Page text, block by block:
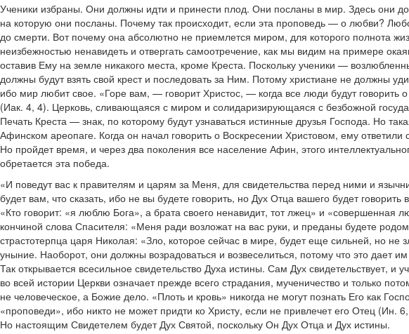
Ученики избраны. Они должны идти и принести плод. Они посланы в мир. Здесь они
на которую они посланы. Почему так происходит, если эта проповедь — о любви?
до смерти. Вот почему она абсолютно не приемлется миром, для которого полнота
неизбежностью ненавидеть и отвергать самоотречение, как мы видим на примере
оставив Ему на земле никакого места, кроме Креста. Поскольку ученики —
должны будут взять свой крест и последовать за Ним. Потому христиане не должны
ибо мир любит свое. «Горе вам, — говорит Христос, — когда все люди будут
(Иак. 4, 4). Церковь, сливающаяся с миром и солидаризирующаяся с безбожной
Печать Креста — знак, по которому будут узнаваться истинные друзья Господа. Но
Афинском ареопаге. Когда он начал говорить о Воскресении Христовом, ему
Но пройдет время, и через два поколения все население Афин, этого
обретается эта победа.
«И поведут вас к правителям и царям за Меня, для свидетельства перед ними и
будет вам, что сказать, ибо не вы будете говорить, но Дух Отца вашего будет
«Кто говорит: «я люблю Бога», а брата своего ненавидит, тот лжец» и «совершенная
кончиной слова Спасителя: «Меня ради возложат на вас руки, и преданы будете
страстотерпца царя Николая: «Зло, которое сейчас в мире, будет еще сильней, но
уныние. Наоборот, они должны возрадоваться и возвеселиться, потому что это дает
Так открывается всесильное свидетельство Духа истины. Сам Дух
во всей истории Церкви означает прежде всего страдания, мученичество и только
не человеческое, а Божие дело. «Плоть и кровь» никогда не могут познать Его как
«проповеди», ибо никто не может придти ко Христу, если не привлечет его Отец (Ин.
Но настоящим Свидетелем будет Дух Святой, поскольку Он Дух Отца и Дух истины.